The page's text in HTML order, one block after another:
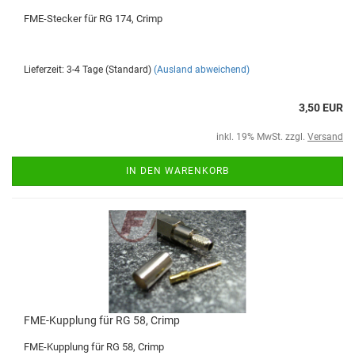
FME-Stecker für RG 174, Crimp
Lieferzeit: 3-4 Tage (Standard) (Ausland abweichend)
3,50 EUR
inkl. 19% MwSt. zzgl. Versand
IN DEN WARENKORB
FME-Kupplung für RG 58, Crimp
FME-Kupplung für RG 58, Crimp